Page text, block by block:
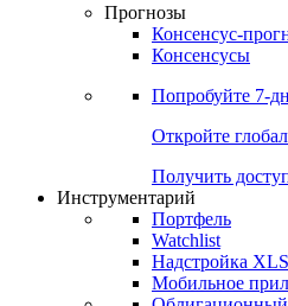
Прогнозы
Консенсус-
Консенсусы
Попробуйте 7-
Откройте
Получить
Инструментарий
Портфель
Watchlist
Надстройка XLS
Мобильное